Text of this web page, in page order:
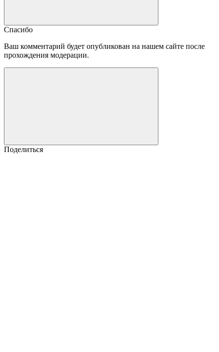
Спасибо
Ваш комментарий будет опубликован на нашем сайте после
прохождения модерации.
Поделиться